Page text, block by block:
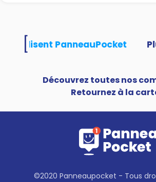
utilisent PanneauPocket
Découvrez toutes nos
Retournez à la
©2020 Panneaupocket - Tous